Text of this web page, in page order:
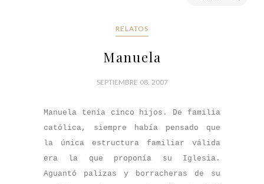
RELATOS
Manuela
SEPTIEMBRE 08, 2007
Manuela tenía cinco hijos. De familia
católica, siempre había pensado que
la única estructura familiar válida
era la que proponía su Iglesia.
Aguantó palizas y borracheras de su